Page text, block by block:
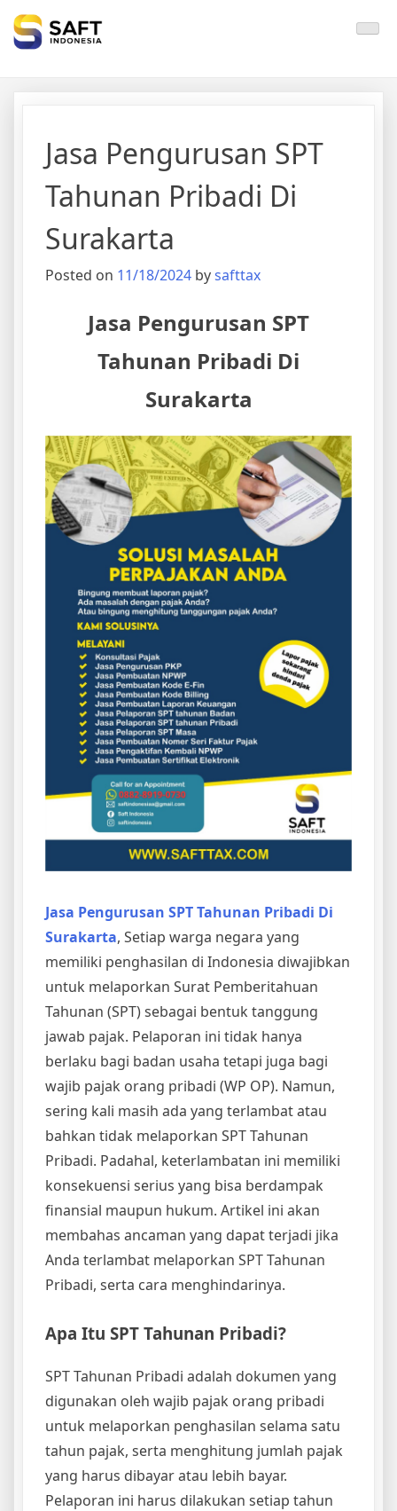
Solisi Perjakan Anda
Jasa Pengurusan SPT
Tahunan Pribadi Di
Surakarta
Posted on 11/18/2024 bysafttax
Jasa Pengurusan SPT
Tahunan Pribadi Di
Surakarta
Jasa Pengurusan SPT Tahunan Pribadi Di
Surakarta, Setiap warga negara yang
memiliki penghasilan di Indonesia diwajibkan
untuk melaporkan Surat Pemberitahuan
Tahunan (SPT) sebagai bentuk tanggung
jawab pajak. Pelaporan ini tidak hanya
berlaku bagi badan usaha tetapi juga bagi
wajib pajak orang pribadi (WP OP). Namun,
sering kali masih ada yang terlambat atau
bahkan tidak melaporkan SPT Tahunan
Pribadi. Padahal, keterlambatan ini memiliki
konsekuensi serius yang bisa berdampak
finansial maupun hukum. Artikel ini akan
membahas ancaman yang dapat terjadi jika
Anda terlambat melaporkan SPT Tahunan
Pribadi, serta cara menghindarinya.
Apa Itu SPT Tahunan Pribadi?
SPT Tahunan Pribadi adalah dokumen yang
digunakan oleh wajib pajak orang pribadi
untuk melaporkan penghasilan selama satu
tahun pajak, serta menghitung jumlah pajak
yang harus dibayar atau lebih bayar.
Pelaporan ini harus dilakukan setiap tahun